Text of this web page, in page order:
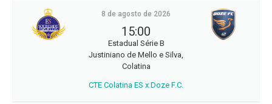
8 de agosto de 2026
15:00
Estadual Série B
Justiniano de Mello e Silva,
Colatina
CTE Colatina ES x Doze F.C.